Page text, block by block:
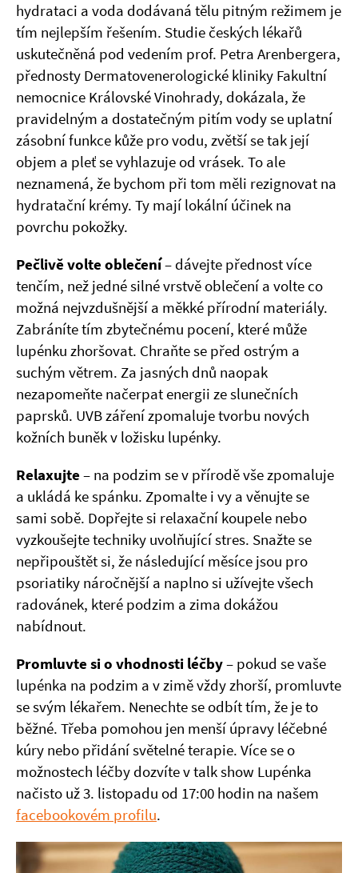
hydrataci a voda dodávaná tělu pitným režimem je
tím nejlepším řešením. Studie českých lékařů
uskutečněná pod vedením prof. Petra Arenbergera,
přednosty Dermatovenerologické kliniky Fakultní
nemocnice Královské Vinohrady, dokázala, že
pravidelným a dostatečným pitím vody se uplatní
zásobní funkce kůže pro vodu, zvětší se tak její
objem a pleť se vyhlazuje od vrásek. To ale
neznamená, že bychom při tom měli rezignovat na
hydratační krémy. Ty mají lokální účinek na
povrchu pokožky.
Pečlivě volte oblečení– dávejte přednost více
tenčím, než jedné silné vrstvě oblečení a volte co
možná nejvzdušnější a měkké přírodní materiály.
Zabráníte tím zbytečnému pocení, které může
lupénku zhoršovat. Chraňte se před ostrým a
suchým větrem. Za jasných dnů naopak
nezapomeňte načerpat energii ze slunečních
paprsků. UVB záření zpomaluje tvorbu nových
kožních buněk v ložisku lupénky.
Relaxujte – na podzim se v přírodě vše zpomaluje
a ukládá ke spánku. Zpomalte i vy a věnujte se
sami sobě. Dopřejte si relaxační koupele nebo
vyzkoušejte techniky uvolňující stres. Snažte se
nepřipouštět si, že následující měsíce jsou pro
psoriatiky náročnější a naplno si užívejte všech
radovánek, které podzim a zima dokážou
nabídnout.
Promluvte si o vhodnosti léčby– pokud se vaše
lupénka na podzim a v zimě vždy zhorší, promluvte
se svým lékařem. Nenechte se odbít tím, že je to
běžné. Třeba pomohou jen menší úpravy léčebné
kúry nebo přidání světelné terapie. Více se o
možnostech léčby dozvíte v talk show Lupénka
načisto už 3. listopadu od 17:00 hodin na našem
facebookovém profilu.